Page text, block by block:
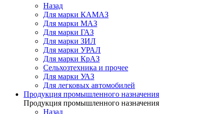
Назад
Для марки КАМАЗ
Для марки МАЗ
Для марки ГАЗ
Для марки ЗИЛ
Для марки УРАЛ
Для марки КрАЗ
Сельхозтехника и прочее
Для марки УАЗ
Для легковых автомобилей
Продукция промышленного назначения
Продукция промышленного назначения
Назад